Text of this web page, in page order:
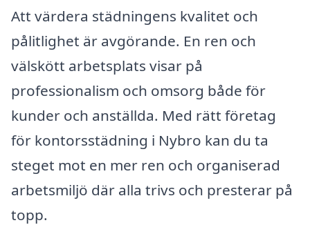
Att värdera städningens kvalitet och
pålitlighet är avgörande. En ren och
välskött arbetsplats visar på
professionalism och omsorg både för
kunder och anställda. Med rätt företag
för kontorsstädning i Nybro kan du ta
steget mot en mer ren och organiserad
arbetsmiljö där alla trivs och presterar på
topp.